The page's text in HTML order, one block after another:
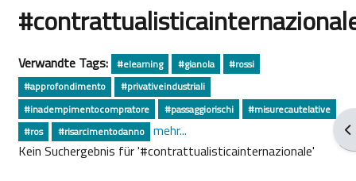
Verwandte Tags: #elearning #gianola
#rossi
#approfondimento
#privativeindustriali
#inadempimentocompratore
#passaggiorischi
#misurecautelative
#ros
#risarcimentodanno
mehr...
Kein Suchergebnis für '#contrattualisticainternazionale'